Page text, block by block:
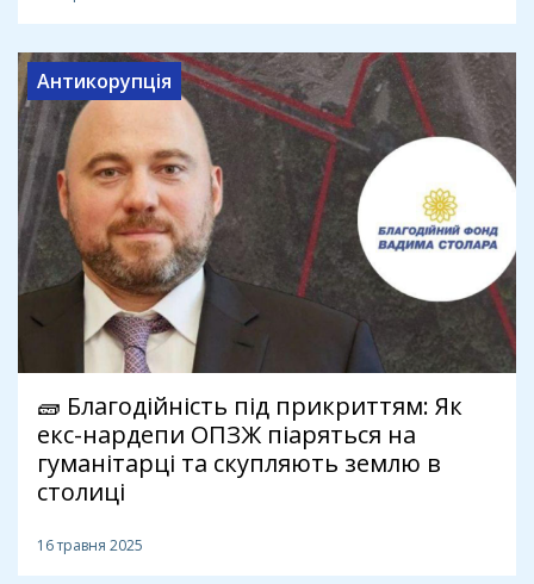
Антикорупція
🧱 Благодійність під прикриттям: Як
екс-нардепи ОПЗЖ піаряться на
гуманітарці та скупляють землю в
столиці
16 травня 2025